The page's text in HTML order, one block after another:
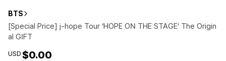
BTS
[Special Price] j-hope Tour ‘HOPE ON THE STAGE’ The Origin
al GIFT
USD $0.00